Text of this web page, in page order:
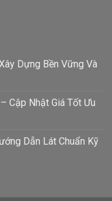
Dựng Bền Vững Và
Cập Nhật Giá Tốt Ưu
Dẫn Lát Chuẩn Kỹ